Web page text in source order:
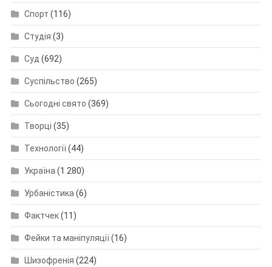
Спорт (116)
Студія (3)
Суд (692)
Суспільство (265)
Сьогодні свято (369)
Творці (35)
Технології(44)
Україна (1 280)
Урбаністика (6)
Фактчек(11)
Фейки та маніпуляції(16)
Шизофренія (224)